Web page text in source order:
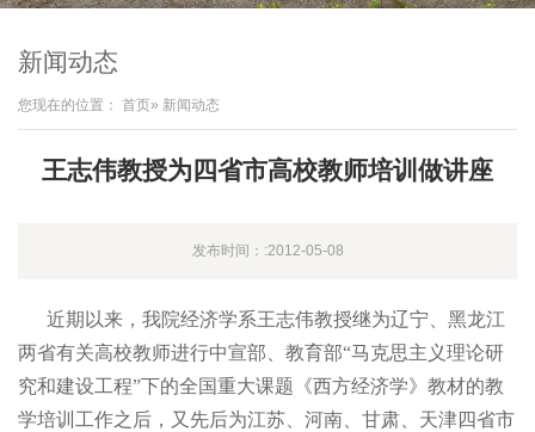
新闻动态
您现在的位置： 首页» 新闻动态
王志伟教授为四省市高校教师培训做讲座
发布时间：:2012-05-08
近期以来，我院经济学系王志伟教授继为辽宁、黑龙江
两省有关高校教师进行中宣部、教育部“马克思主义理论研
究和建设工程”下的全国重大课题《西方经济学》教材的教
学培训工作之后，又先后为江苏、河南、甘肃、天津四省市